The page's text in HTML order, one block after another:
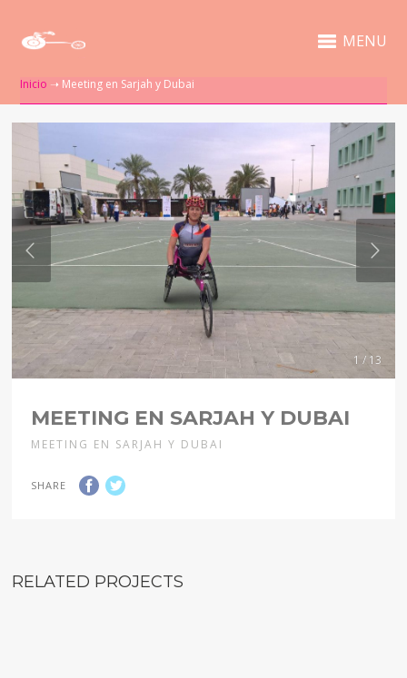
MENU
Inicio ➝ Meeting en Sarjah y Dubai
1 / 13
MEETING EN SARJAH Y DUBAI
MEETING EN SARJAH Y DUBAI
SHARE
RELATED PROJECTS